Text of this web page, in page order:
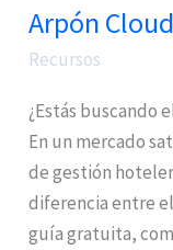
Arpón
Recursos
¿Estás buscando
En un mercado
de gestión
diferencia entre
guía gratuita,